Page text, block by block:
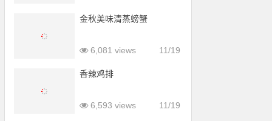
金秋美味清蒸螃蟹
11/19
6,081 views
香辣鸡排
11/19
6,593 views